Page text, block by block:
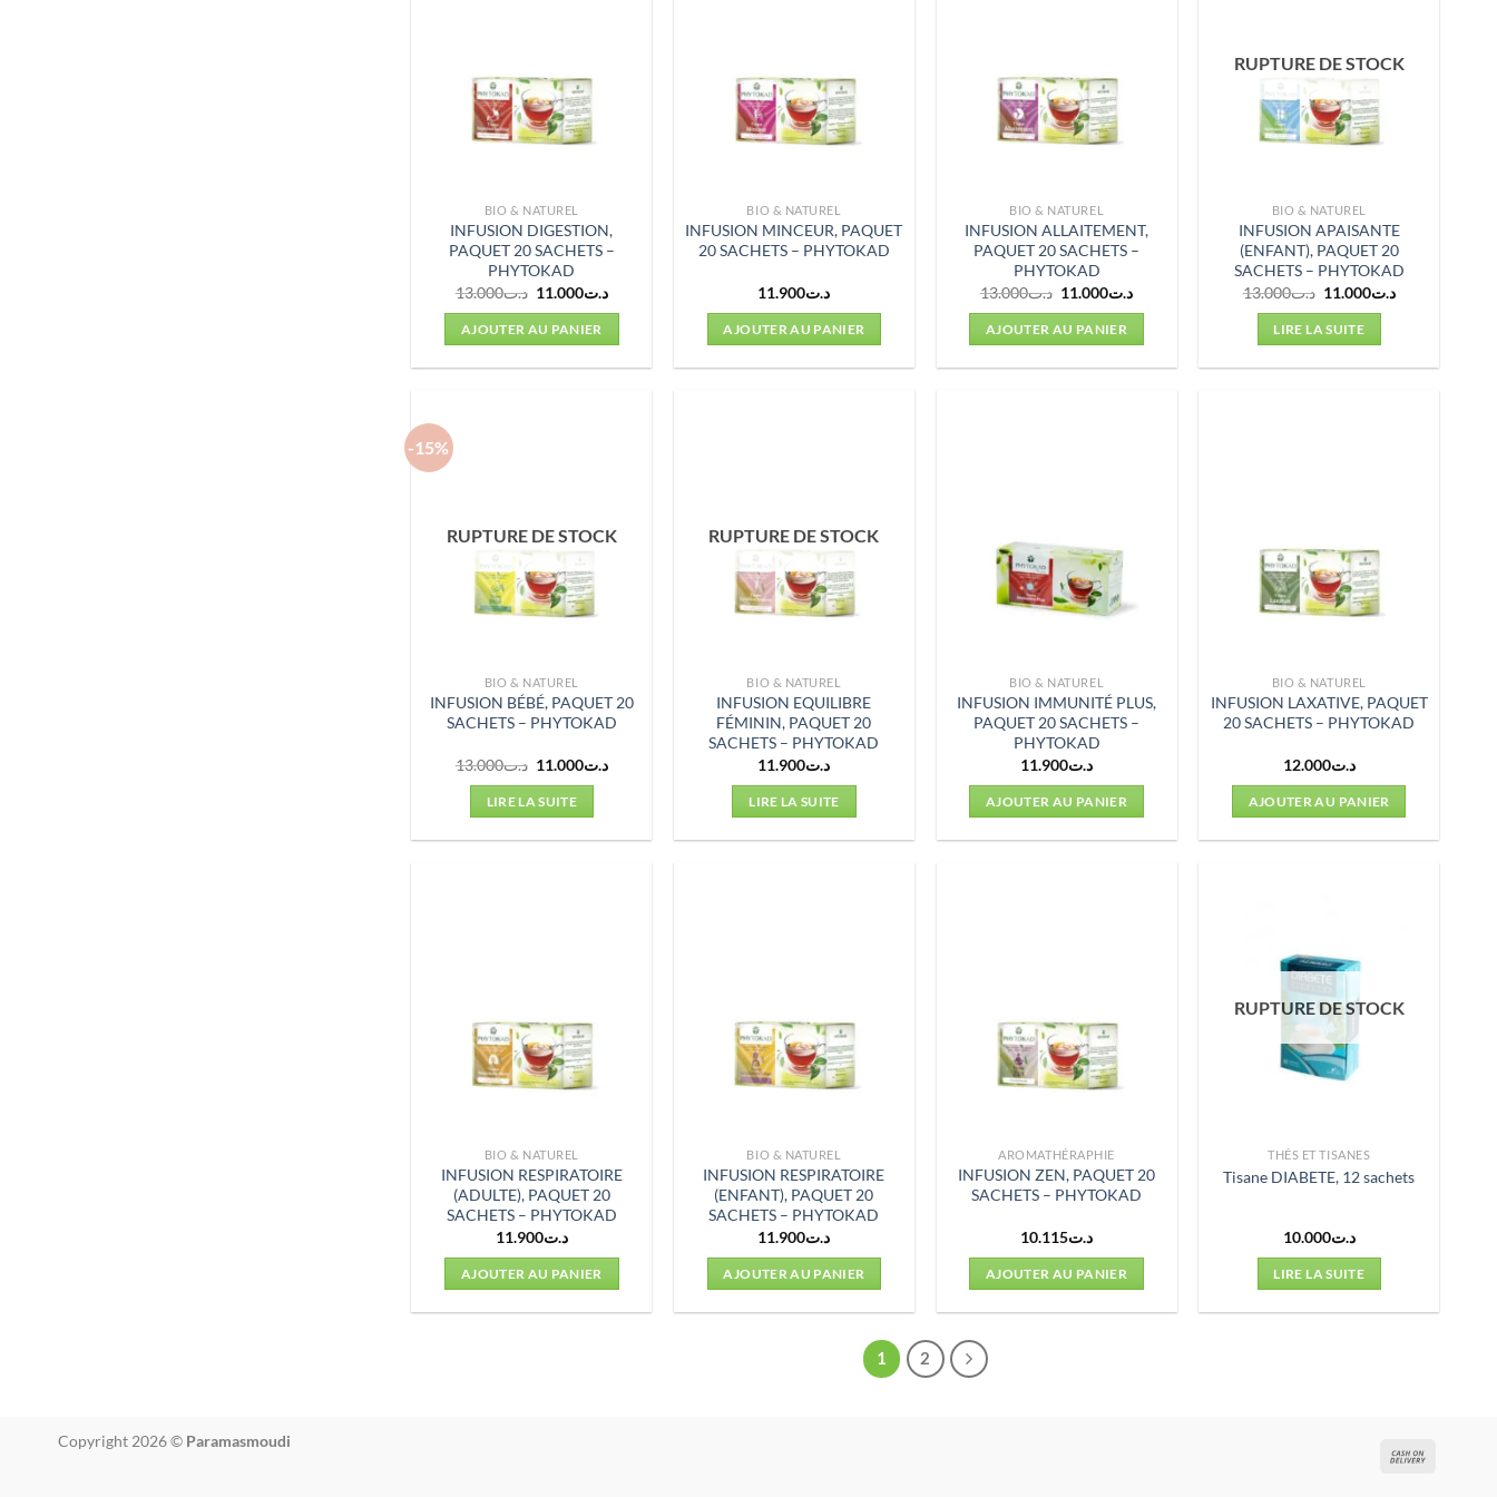
BIO & NATUREL
INFUSION DIGESTION,
PAQUET 20 SACHETS –
PHYTOKAD
د.ت13.000
Le
initial
était :
د.ت11.000
Le
AJOUTER AU PANIER
BIO & NATUREL
INFUSION MINCEUR, PAQUET
20 SACHETS – PHYTOKAD
د.ت11.900
AJOUTER AU PANIER
BIO & NATUREL
INFUSION ALLAITEMENT,
PAQUET 20 SACHETS –
PHYTOKAD
د.ت13.000
Le
initial
était :
د.ت11.000
Le
AJOUTER AU PANIER
RUPTURE DE STOCK
BIO & NATUREL
INFUSION APAISANTE
(ENFANT), PAQUET 20
SACHETS – PHYTOKAD
د.ت13.000
Le
initial
était :
د.ت11.000
Le
LIRE LA SUITE
-15%
RUPTURE DE STOCK
BIO & NATUREL
INFUSION BÉBÉ, PAQUET 20
SACHETS – PHYTOKAD
د.ت13.000
Le
initial
était :
د.ت11.000
Le
LIRE LA SUITE
RUPTURE DE STOCK
BIO & NATUREL
INFUSION EQUILIBRE
FÉMININ, PAQUET 20
SACHETS – PHYTOKAD
د.ت11.900
LIRE LA SUITE
BIO & NATUREL
INFUSION IMMUNITÉ PLUS,
PAQUET 20 SACHETS –
PHYTOKAD
د.ت11.900
AJOUTER AU PANIER
BIO & NATUREL
INFUSION LAXATIVE, PAQUET
20 SACHETS – PHYTOKAD
د.ت12.000
AJOUTER AU PANIER
BIO & NATUREL
INFUSION RESPIRATOIRE
(ADULTE), PAQUET 20
SACHETS – PHYTOKAD
د.ت11.900
AJOUTER AU PANIER
BIO & NATUREL
INFUSION RESPIRATOIRE
(ENFANT), PAQUET 20
SACHETS – PHYTOKAD
د.ت11.900
AJOUTER AU PANIER
AROMATHÉRAPHIE
INFUSION ZEN, PAQUET 20
SACHETS – PHYTOKAD
د.ت10.115
AJOUTER AU PANIER
RUPTURE DE STOCK
THÉS ET TISANES
Tisane DIABETE, 12 sachets
د.ت10.000
LIRE LA SUITE
1 2
Copyright 2026 © Paramasmoudi